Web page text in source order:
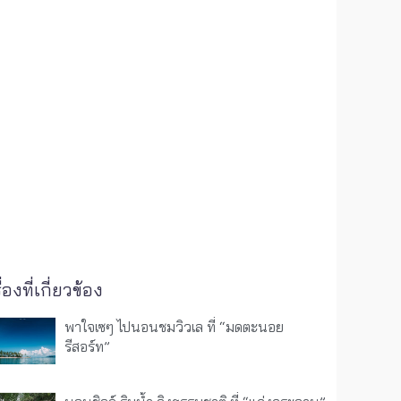
องที่เกี่ยวข้อง
พาใจเซๆ ไปนอนชมวิวเล ที่ “มดตะนอย
รีสอร์ท”